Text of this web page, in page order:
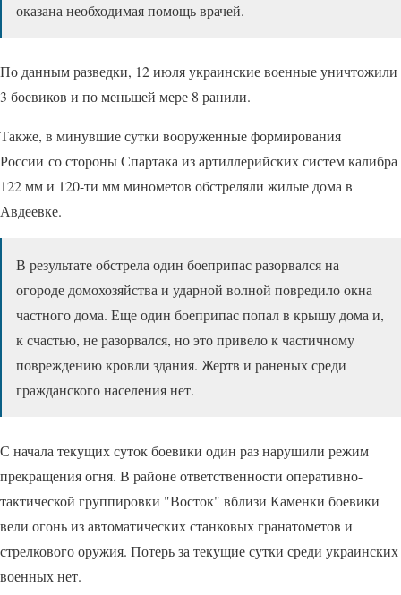
оказана необходимая помощь врачей.
По данным разведки, 12 июля украинские военные уничтожили
3 боевиков и по меньшей мере 8 ранили.
Также, в минувшие сутки вооруженные формирования
России со стороны Спартака из артиллерийских систем калибра
122 мм и 120-ти мм минометов обстреляли жилые дома в
Авдеевке.
В результате обстрела один боеприпас разорвался на
огороде домохозяйства и ударной волной повредило окна
частного дома. Еще один боеприпас попал в крышу дома и,
к счастью, не разорвался, но это привело к частичному
повреждению кровли здания. Жертв и раненых среди
гражданского населения нет.
С начала текущих суток боевики один раз нарушили режим
прекращения огня. В районе ответственности оперативно-
тактической группировки "Восток" вблизи Каменки боевики
вели огонь из автоматических станковых гранатометов и
стрелкового оружия. Потерь за текущие сутки среди украинских
военных нет.